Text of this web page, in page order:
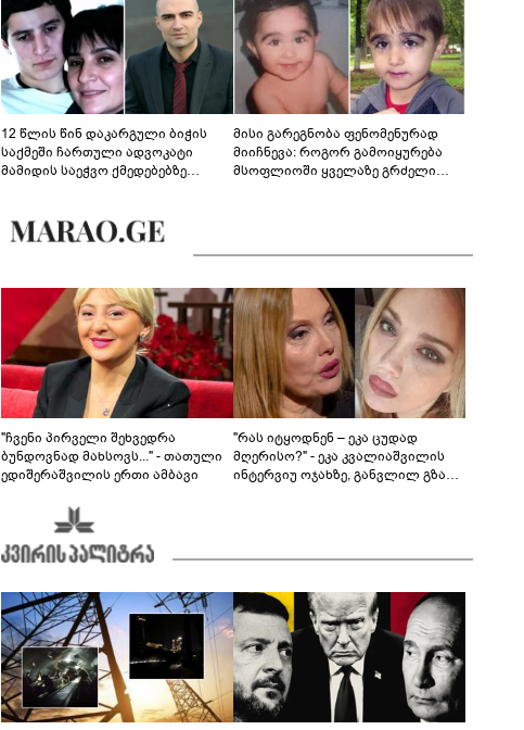
12 წლის წინ დაკარგული ბიჭის
საქმეში ჩართული ადვოკატი
მამიდის საეჭვო ქმედებებზე
მოწოდებაზე... წლობით
მიმდინარეობდა საქმის
მისი გარეგნობა ფენომენურად
მიიჩნევა: როგორ გამოიყურება
მსოფლიოში ყველაზე გრძელი
"ჩვენი პირველი შეხვედრა
ბუნდოვნად მახსოვს..." - თათული
ედიშერაშვილის ერთი ამბავი
"რას იტყოდნენ – ეკა ცუდად
მღერისო?" - ეკა კვალიაშვილის
ინტერვიუ ოჯახზე, განვლილ გზასა